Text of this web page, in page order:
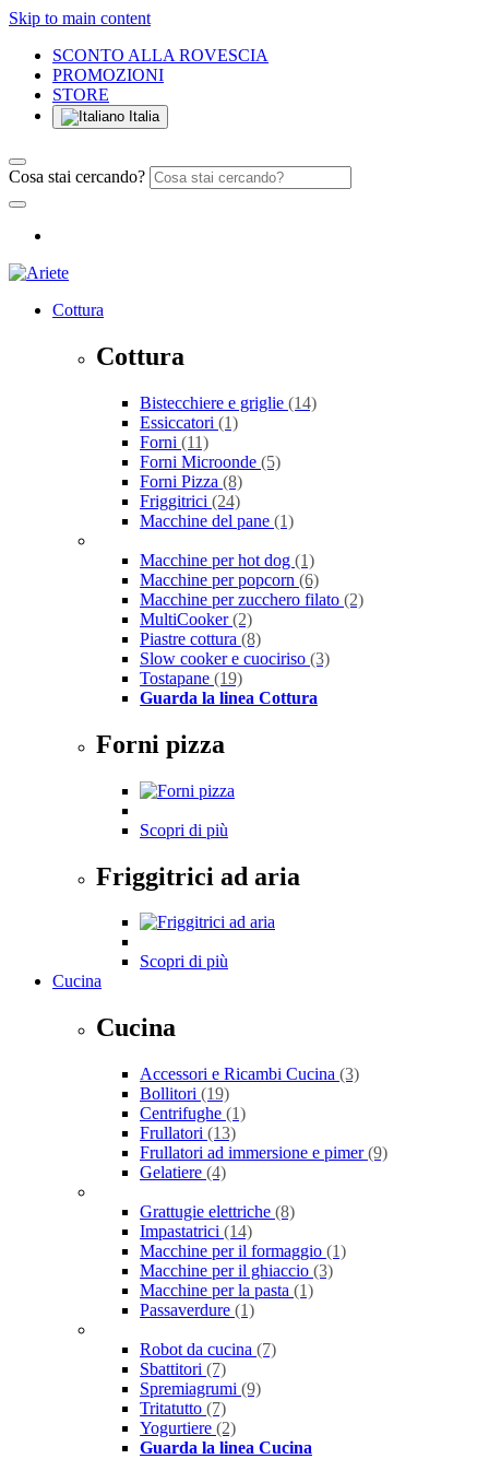
Skip to main content
SCONTO ALLA ROVESCIA
PROMOZIONI
STORE
Italia
Cosa stai cercando?
Cottura
Cottura
Bistecchiere e griglie (14)
Essiccatori (1)
Forni (11)
Forni Microonde (5)
Forni Pizza (8)
Friggitrici (24)
Macchine del pane (1)
Macchine per hot dog (1)
Macchine per popcorn (6)
Macchine per zucchero filato (2)
MultiCooker(2)
Piastre cottura (8)
Slow cooker e cuociriso (3)
Tostapane (19)
Guarda la linea Cottura
Forni pizza
Scopri di più
Friggitrici ad aria
Scopri di più
Cucina
Cucina
Accessori e Ricambi Cucina (3)
Bollitori (19)
Centrifughe (1)
Frullatori (13)
Frullatori ad immersione e pimer(9)
Gelatiere (4)
Grattugie elettriche (8)
Impastatrici (14)
Macchine per il formaggio (1)
Macchine per il ghiaccio (3)
Macchine per la pasta (1)
Passaverdure (1)
Robot da cucina (7)
Sbattitori (7)
Spremiagrumi (9)
Tritatutto (7)
Yogurtiere (2)
Guarda la linea Cucina